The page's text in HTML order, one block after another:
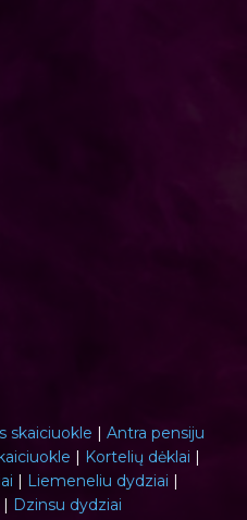
skaiciuokle | Antra pensiju
| Kortelių dėklai |
| Liemeneliu dydziai |
| Dzinsu dydziai